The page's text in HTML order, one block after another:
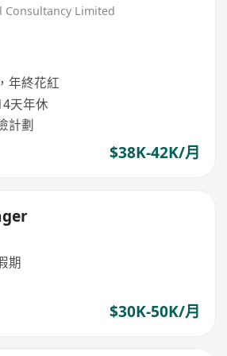
Consultancy Limited
年終花紅
天年休
計劃
$38K-42K/月
期
$30K-50K/月